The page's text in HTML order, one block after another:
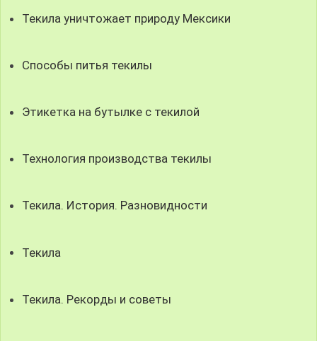
Текила уничтожает природу Мексики
Способы питья текилы
Этикетка на бутылке с текилой
Технология производства текилы
Текила. История. Разновидности
Текила
Текила. Рекорды и советы